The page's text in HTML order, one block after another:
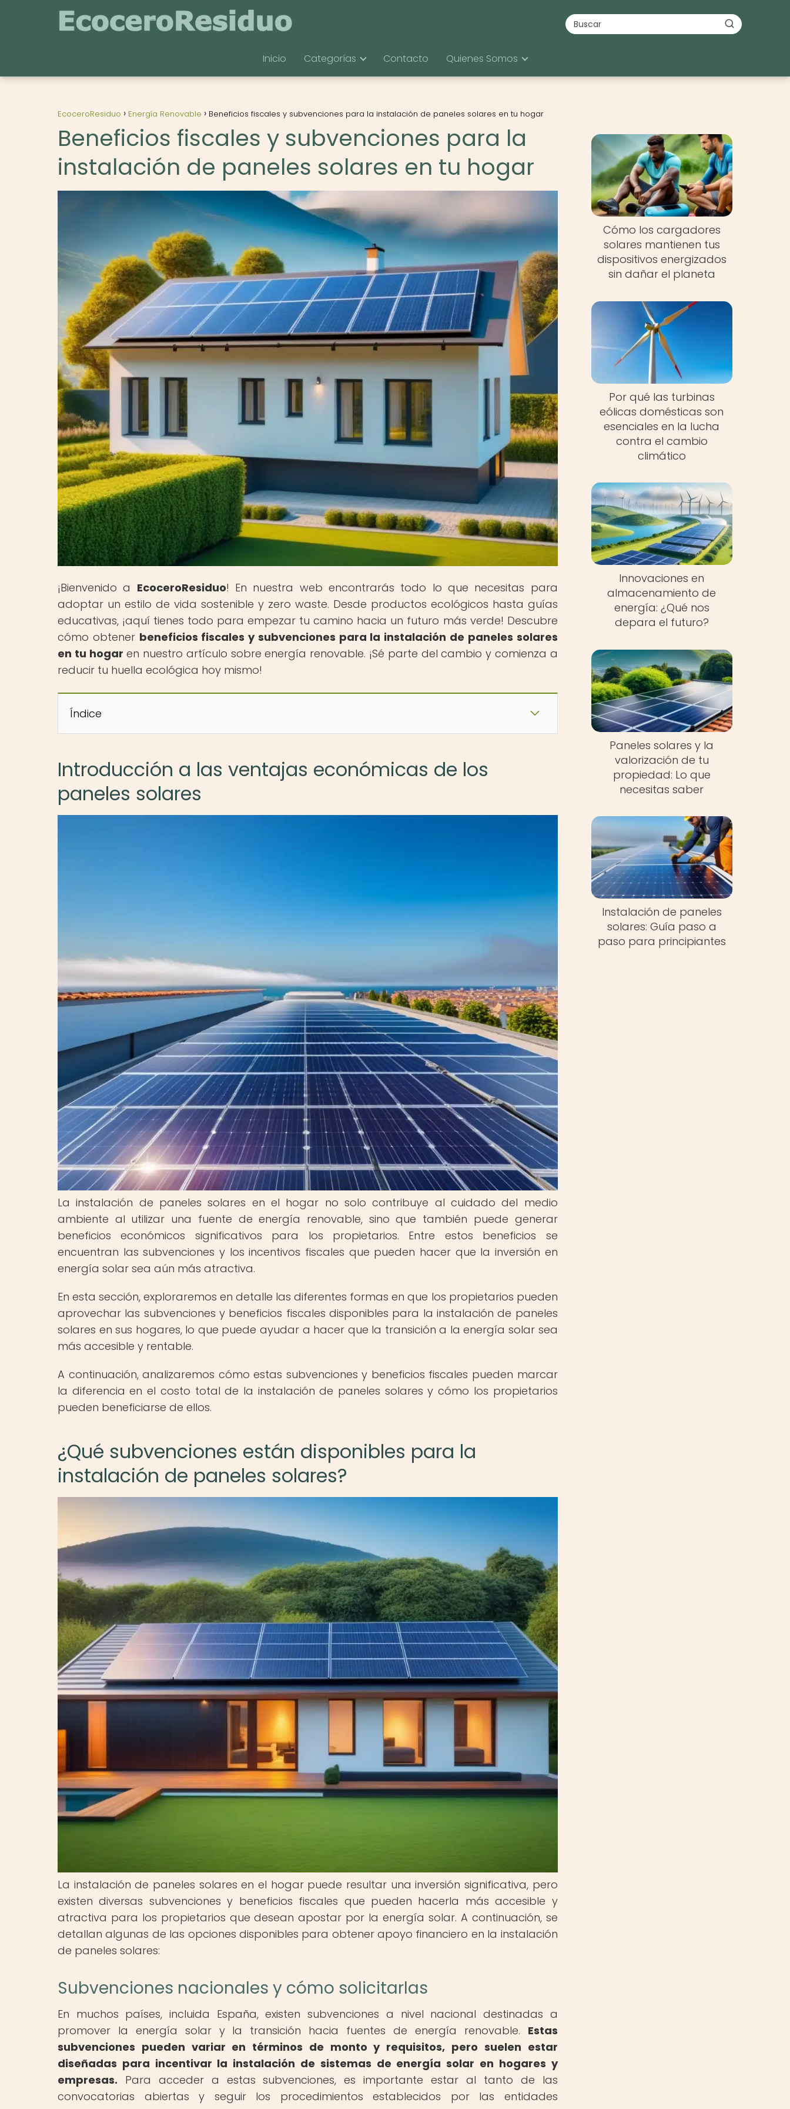
Inicio Categorías Contacto Quienes Somos
EcoceroResiduo Energía Renovable Beneficios fiscales y subvenciones para la instalación de paneles solares en tu hogar
Beneficios fiscales y subvenciones para la
instalación de paneles solares en tu hogar
¡Bienvenido a EcoceroResiduo! En nuestra web encontrarás todo lo que necesitas para
adoptar un estilo de vida sostenible y zero waste. Desde productos ecológicos hasta guías
educativas, ¡aquí tienes todo para empezar tu camino hacia un futuro más verde! Descubre
cómo obtener beneficios fiscales y subvenciones para la instalación de paneles solares
en tu hogar en nuestro artículo sobre energía renovable. ¡Sé parte del cambio y comienza a
reducir tu huella ecológica hoy mismo!
Índice
Introducción a las ventajas económicas de los
paneles solares
La instalación de paneles solares en el hogar no solo contribuye al cuidado del medio
ambiente al utilizar una fuente de energía renovable, sino que también puede generar
beneficios económicos significativos para los propietarios. Entre estos beneficios se
encuentran las subvenciones y los incentivos fiscales que pueden hacer que la inversión en
energía solar sea aún más atractiva.
En esta sección, exploraremos en detalle las diferentes formas en que los propietarios pueden
aprovechar las subvenciones y beneficios fiscales disponibles para la instalación de paneles
solares en sus hogares, lo que puede ayudar a hacer que la transición a la energía solar sea
más accesible y rentable.
A continuación, analizaremos cómo estas subvenciones y beneficios fiscales pueden marcar
la diferencia en el costo total de la instalación de paneles solares y cómo los propietarios
pueden beneficiarse de ellos.
¿Qué subvenciones están disponibles para la
instalación de paneles solares?
La instalación de paneles solares en el hogar puede resultar una inversión significativa, pero
existen diversas subvenciones y beneficios fiscales que pueden hacerla más accesible y
atractiva para los propietarios que desean apostar por la energía solar. A continuación, se
detallan algunas de las opciones disponibles para obtener apoyo financiero en la instalación
de paneles solares:
Subvenciones nacionales y cómo solicitarlas
En muchos países, incluida España, existen subvenciones a nivel nacional destinadas a
promover la energía solar y la transición hacia fuentes de energía renovable. Estas
subvenciones pueden variar en términos de monto y requisitos, pero suelen estar
diseñadas para incentivar la instalación de sistemas de energía solar en hogares y
empresas. Para acceder a estas subvenciones, es importante estar al tanto de las
convocatorias abiertas y seguir los procedimientos establecidos por las entidades
Cómo los cargadores
solares mantienen tus
dispositivos energizados
sin dañar el planeta
Por qué las turbinas
eólicas domésticas son
esenciales en la lucha
contra el cambio
climático
Innovaciones en
almacenamiento de
energía: ¿Qué nos
depara el futuro?
Paneles solares y la
valorización de tu
propiedad: Lo que
necesitas saber
Instalación de paneles
solares: Guía paso a
paso para principiantes